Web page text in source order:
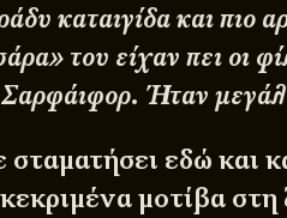
καταιγίδα και πιο
του είχαν πει οι
Ήταν
σταματήσει εδώ και
μοτίβα